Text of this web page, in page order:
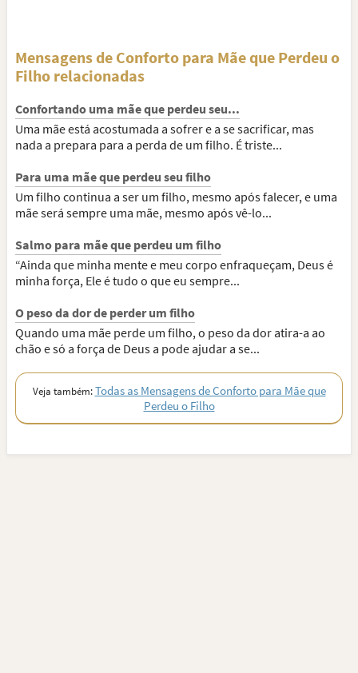
Mensagens de Conforto para Mãe que Perdeu o
Filho relacionadas
Confortando uma mãe que perdeu seu...
Uma mãe está acostumada a sofrer e a se sacrificar, mas
nada a prepara para a perda de um filho. É triste...
Para uma mãe que perdeu seu filho
Um filho continua a ser um filho, mesmo após falecer, e uma
mãe será sempre uma mãe, mesmo após vê-lo...
Salmo para mãe que perdeu um filho
“Ainda que minha mente e meu corpo enfraqueçam, Deus é
minha força, Ele é tudo o que eu sempre...
O peso da dor de perder um filho
Quando uma mãe perde um filho, o peso da dor atira-a ao
chão e só a força de Deus a pode ajudar a se...
Veja também:Todas as Mensagens de Conforto para Mãe que
Perdeu o Filho